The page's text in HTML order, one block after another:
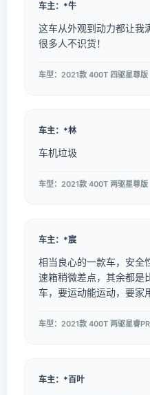
车主：*牛
这车从外观到动力都让我
很多人不识货！
车型：2021款 400T 四驱星尊版
车主：*林
车机垃圾
车型：2021款 400T 两驱星尊版
车主：*宸
相当良心的一款车，安全
速箱稍微差点，其余都是
车，要运动能运动，要家
车型：2021款 400T 两驱星睿
车主：*百叶